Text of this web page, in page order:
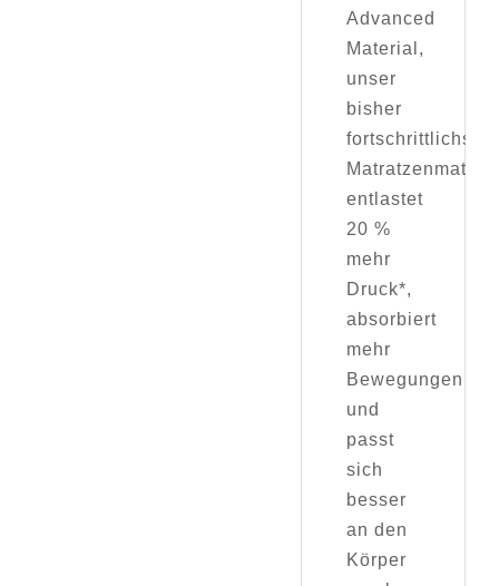
Advanced
Material,
unser
bisher
fortschrittlichstes
entlastet
20 %
mehr
Druck*,
absorbiert
mehr
Bewegungen
und
passt
sich
besser
an den
Körper